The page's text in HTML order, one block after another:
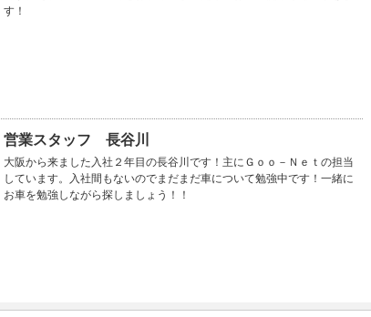
す！
営業スタッフ 長谷川
大阪から来ました入社２年目の長谷川です！主にＧｏｏ－Ｎｅｔの担当
しています。入社間もないのでまだまだ車について勉強中です！一緒に
お車を勉強しながら探しましょう！！